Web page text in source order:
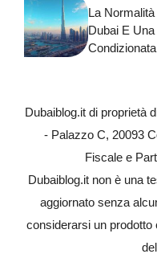
La
Dubai E
Dubaiblog.it di proprietà
- Palazzo C, 20093
Fiscale e
Dubaiblog.it non è una
aggiornato senza
considerarsi un prodotto